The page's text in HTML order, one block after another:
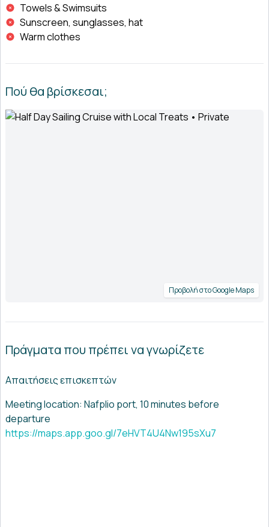
Towels & Swimsuits
Sunscreen, sunglasses, hat
Warm clothes
Πού θα βρίσκεσαι;
Προβολή στο Google Maps
Πράγματα που πρέπει να γνωρίζετε
Απαιτήσεις επισκεπτών
Meeting location: Nafplio port, 10 minutes before
departure
https://maps.app.goo.gl/7eHVT4U4Nw195sXu7